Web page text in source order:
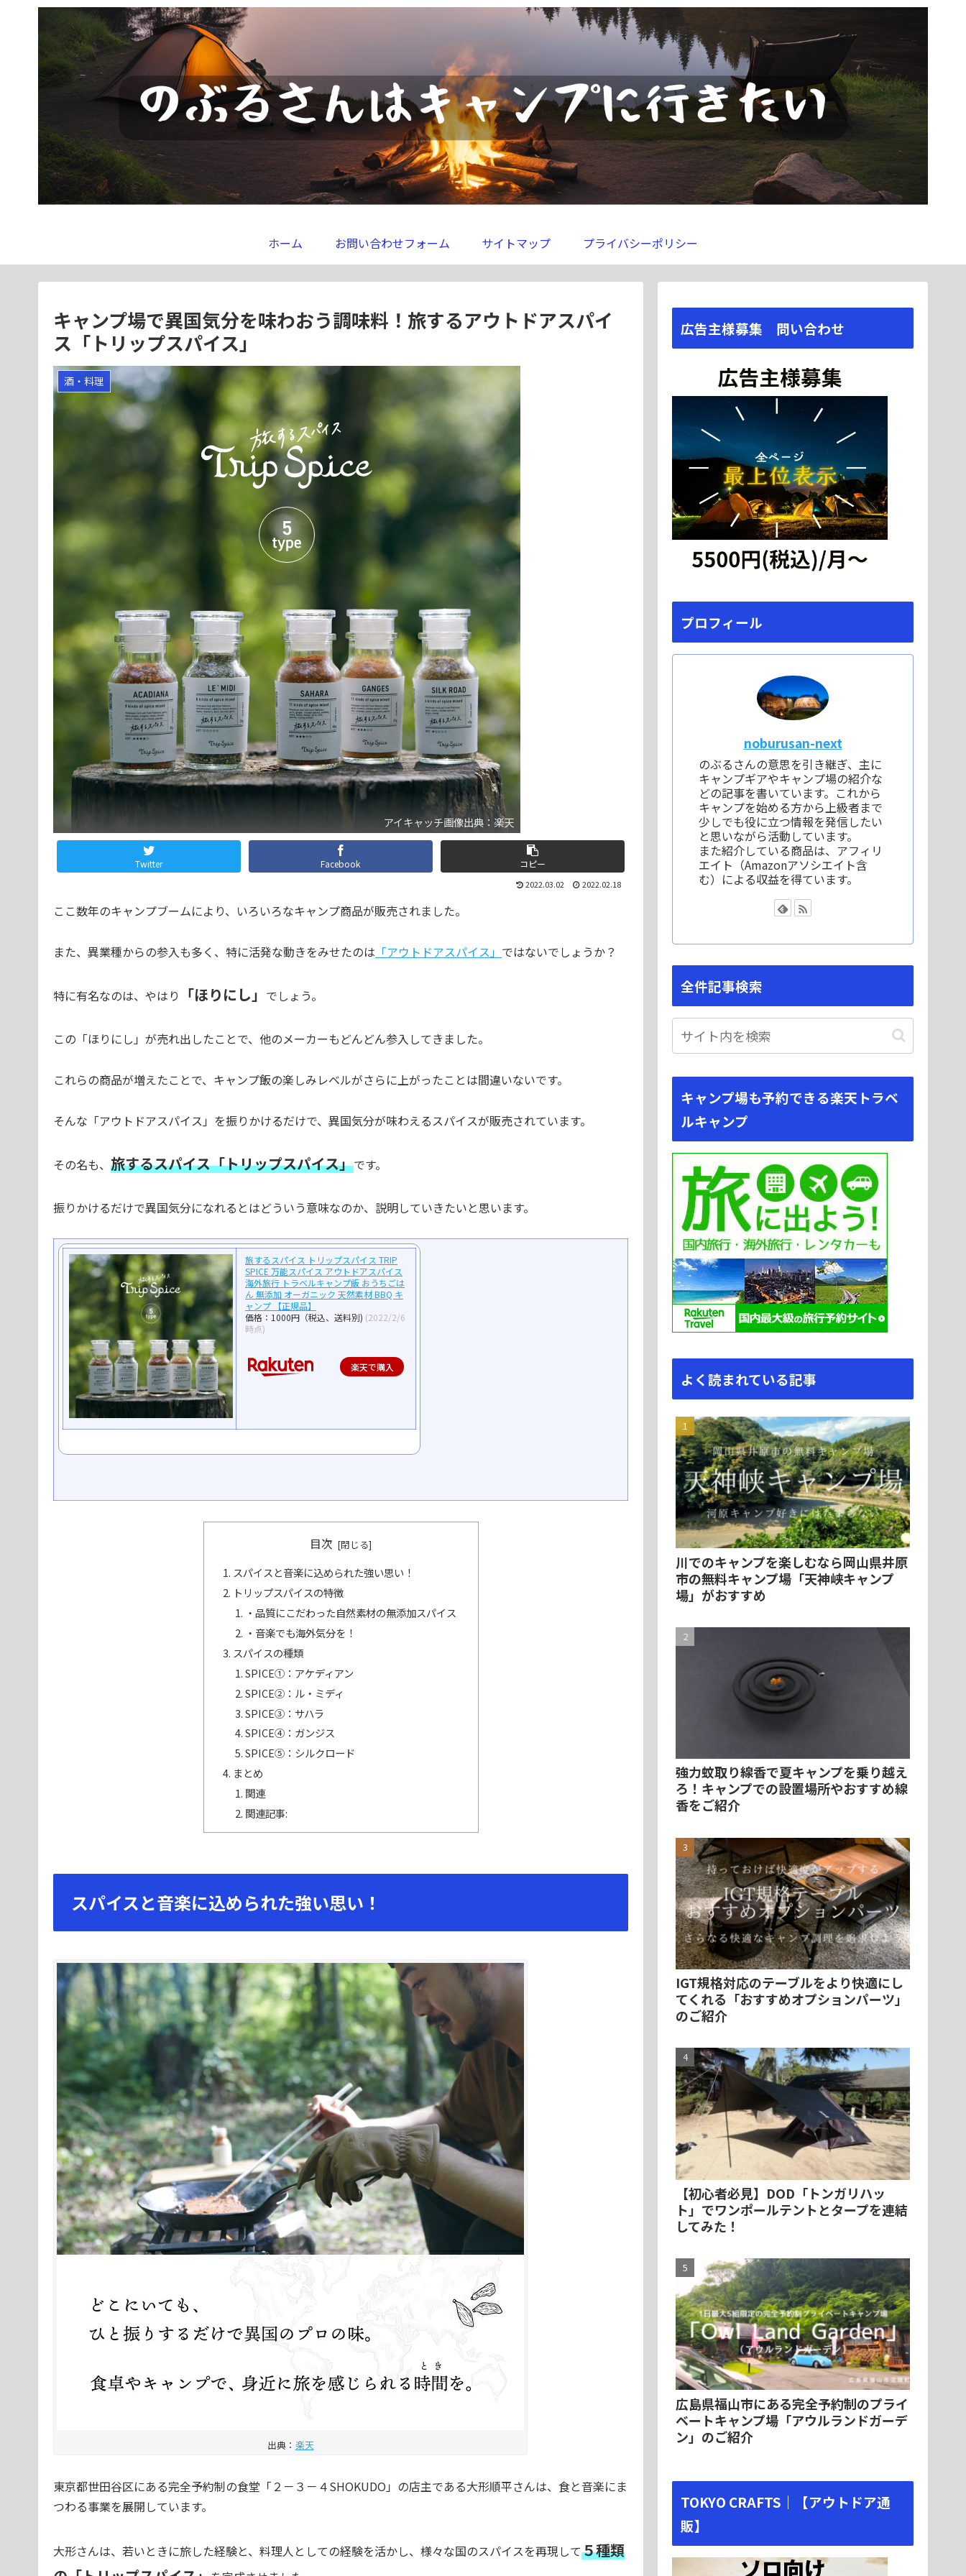
ホーム お問い合わせフォーム サイトマップ プライバシーポリシー
キャンプ場で異国気分を味わおう調味料！旅するアウトドアスパイ
ス「トリップスパイス」
酒・料理
アイキャッチ画像出典：楽天
Twitter Facebook コピー
2022.03.02 2022.02.18
ここ数年のキャンプブームにより、いろいろなキャンプ商品が販売されました。
また、異業種からの参入も多く、特に活発な動きをみせたのは 「アウトドアスパイス」 ではないでしょうか？
特に有名なのは、やはり 「ほりにし」 でしょう。
この「ほりにし」が売れ出したことで、他のメーカーもどんどん参入してきました。
これらの商品が増えたことで、キャンプ飯の楽しみレベルがさらに上がったことは間違いないです。
そんな「アウトドアスパイス」を振りかけるだけで、異国気分が味わえるスパイスが販売されています。
その名も、 旅するスパイス「トリップスパイス」です。
振りかけるだけで異国気分になれるとはどういう意味なのか、説明していきたいと思います。
旅するスパイス トリップスパイス TRIP
SPICE 万能スパイス アウトドアスパイス
海外旅行 トラベルキャンプ飯 おうちごは
ん 無添加 オーガニック 天然素材 BBQ キ
ャンプ 【正規品】
価格：1000円（税込、送料別) (2022/2/6
時点)
楽天で購入
目次
スパイスと音楽に込められた強い思い！
トリップスパイスの特徴
・品質にこだわった自然素材の無添加スパイス
・音楽でも海外気分を！
スパイスの種類
SPICE①：アケディアン
SPICE②：ル・ミディ
SPICE③：サハラ
SPICE④：ガンジス
SPICE⑤：シルクロード
まとめ
関連
関連記事:
スパイスと音楽に込められた強い思い！
出典： 楽天
東京都世田谷区にある完全予約制の食堂「２－３－４SHOKUDO」の店主である大形順平さんは、食と音楽にま
つわる事業を展開しています。
大形さんは、若いときに旅した経験と、料理人としての経験を活かし、様々な国のスパイスを再現して５種類
広告主様募集 問い合わせ
プロフィール
noburusan-next
のぶるさんの意思を引き継ぎ、主に
キャンプギアやキャンプ場の紹介な
どの記事を書いています。これから
キャンプを始める方から上級者まで
少しでも役に立つ情報を発信したい
と思いながら活動しています。
また紹介している商品は、アフィリ
エイト（Amazonアソシエイト含
む）による収益を得ています。
全件記事検索
キャンプ場も予約できる楽天トラベ
ルキャンプ
よく読まれている記事
川でのキャンプを楽しむなら岡山県井原
市の無料キャンプ場「天神峡キャンプ
場」がおすすめ
強力蚊取り線香で夏キャンプを乗り越え
ろ！キャンプでの設置場所やおすすめ線
香をご紹介
IGT規格対応のテーブルをより快適にし
てくれる「おすすめオプションパーツ」
のご紹介
【初心者必見】DOD「トンガリハッ
ト」でワンポールテントとタープを連結
してみた！
広島県福山市にある完全予約制のプライ
ベートキャンプ場「アウルランドガーデ
ン」のご紹介
TOKYO CRAFTS｜【アウトドア通
販】